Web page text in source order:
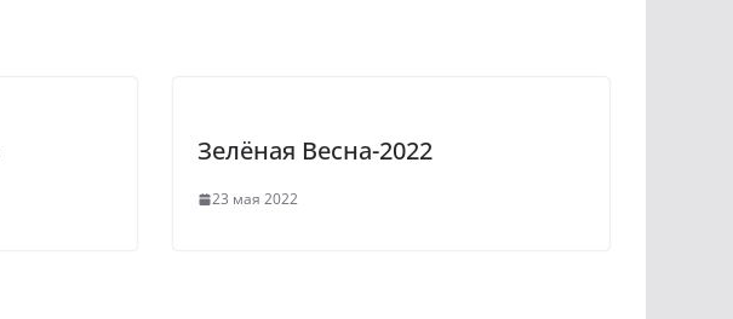
Зелёная Весна-2022
23 мая 2022